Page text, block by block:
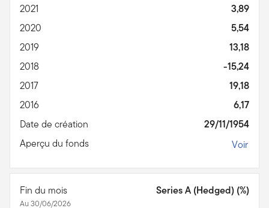
2021
3,89
2020
5,54
2019
13,18
2018
-15,24
2017
19,18
2016
6,17
Date de création
29/11/1954
Aperçu du fonds
Voir
Fin du mois
Au 30/06/2026
Series A (Hedged) (%)